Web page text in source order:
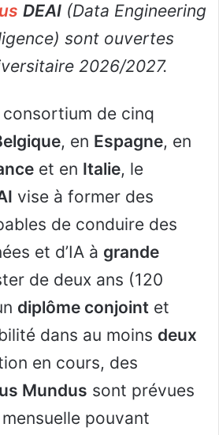
DEAI (Data Engineering
sont ouvertes
2026/2027.
de cinq
, en Espagne, en
et en Italie, le
vise à former des
de conduire des
et d’IA à grande
de deux ans (120
diplôme conjoint et
dans au moins deux
en cours, des
Mundus sont prévues
pouvant